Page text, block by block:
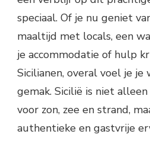
speciaal. Of je nu geniet
maaltijd met locals, een
je accommodatie of hulp
Sicilianen, overal voel je je
gemak. Sicilië is niet
voor zon, zee en strand,
authentieke en gastvrije